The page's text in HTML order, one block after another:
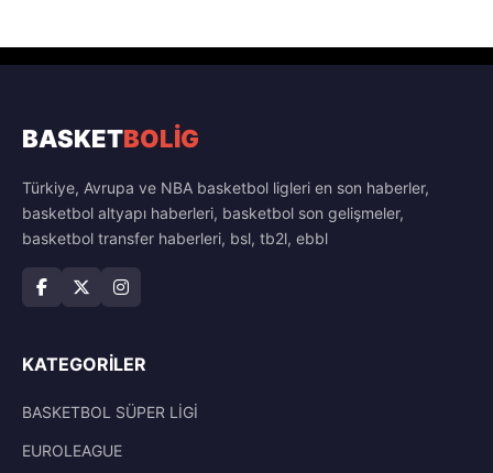
BASKETBOLİG
Türkiye, Avrupa ve NBA basketbol ligleri en son haberler,
basketbol altyapı haberleri, basketbol son gelişmeler,
basketbol transfer haberleri, bsl, tb2l, ebbl
KATEGORILER
BASKETBOL SÜPER LİGİ
EUROLEAGUE